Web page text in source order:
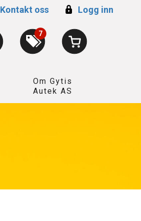
Kontakt oss Logg inn
7
Om Gytis
Autek AS